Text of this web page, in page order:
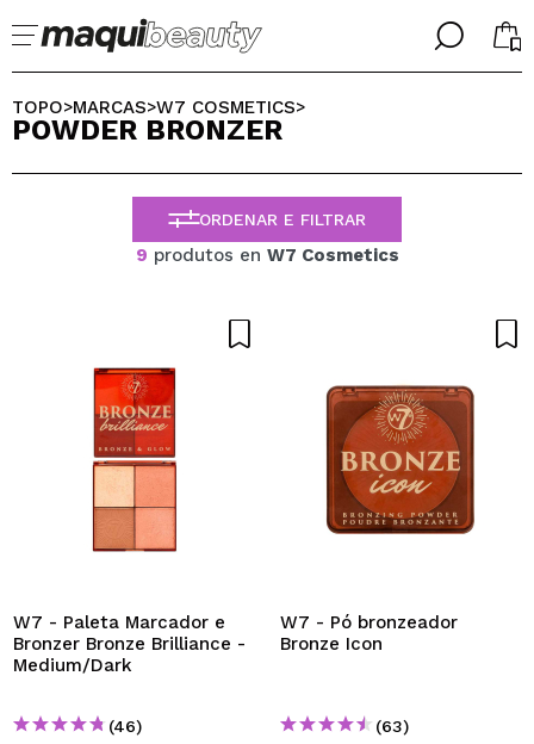
╳
Já sou #maquilover, tenho uma conta
Esqueceu-se da palavra-passe?
Eu não tenho uma conta aqui
QUERO REGISTAR-ME
compras rapidamente, verificar o estado das suas
encomendas e consultar as suas operações anteriores.
CRIAR CONTA
╳
SELECIONE O SEU IDIOMA
PORTUGUESE
ESPAÑOL
ENGLISH
FRANCES
TOPO>MARCAS>W7 COSMETICS>
POWDER BRONZER
ORDENAR E FILTRAR
9 produtos en W7 Cosmetics
W7 - Paleta Marcador e
Bronzer Bronze Brilliance -
Medium/Dark
(46)
W7 - Pó bronzeador
Bronze Icon
(63)